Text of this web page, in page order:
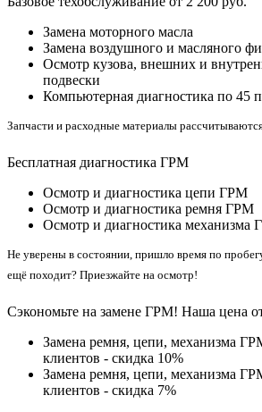
Замена моторного масла
Замена воздушного и масляного
Осмотр кузова, внешних и
подвески
Компьютерная диагностика по 45
Запчасти и расходные материалы
Бесплатная диагностика ГРМ
Осмотр и диагностика цепи ГРМ
Осмотр и диагностика ремня ГРМ
Осмотр и диагностика механизма
Не уверены в состоянии, пришло время по
ещё походит? Приезжайте на осмотр!
Сэкономьте на замене ГРМ! Наша цена
Замена ремня, цепи, механизма
клиентов - скидка 10%
Замена ремня, цепи, механизма
клиентов - скидка 7%